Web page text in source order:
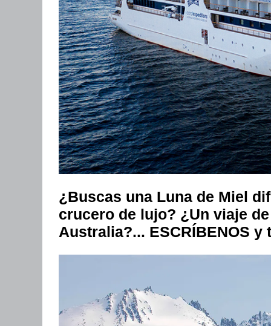
¿Buscas una Luna de Miel
crucero de lujo? ¿Un viaje
Australia?... ESCRÍBENOS